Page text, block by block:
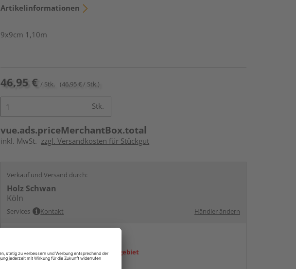
Artikelinformationen
9x9cm 1,10m
46,95 € / Stk. (46,95 € / Stk.)
Stk.
vue.ads.priceMerchantBox.total
inkl. MwSt. zzgl. Versandkosten für Stückgut
Verkauf und Versand durch:
Holz Schwan
Köln
Services Kontakt Händler ändern
Ihr Standort ist nicht im Liefergebiet